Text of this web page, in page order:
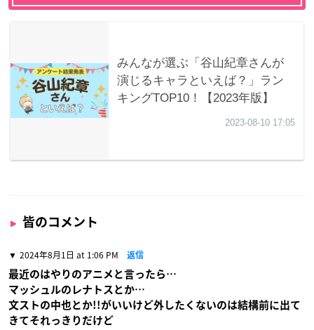
皆のコメント
2024年8月1日 at 1:06 PM 返信
最近のはやりのアニメと言ったら…
マッシュルのレナトスとか…
文ストの中也とか!!がいいけど外したくないのは結構前に出て
きてそれっきりだけど